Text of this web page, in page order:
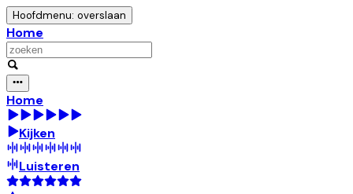
Hoofdmenu: overslaan
Home
Home
Kijken
Luisteren